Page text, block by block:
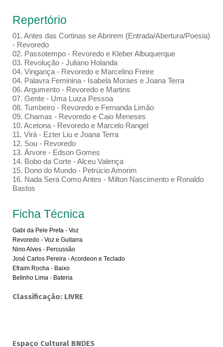
Repertório
01. Antes das Cortinas se Abrirem (Entrada/Abertura/Poesia)
- Revoredo
02. Passotempo - Revoredo e Kleber Albuquerque
03. Revolução - Juliano Holanda
04. Vingança - Revoredo e Marcelino Freire
04. Palavra Feminina - Isabela Moraes e Joana Terra
06. Argumento - Revoredo e Martins
07. Gente - Uma Luiza Pessoa
08. Tumbeiro - Revoredo e Fernanda Limão
09. Chamas - Revoredo e Caio Meneses
10. Acetona - Revoredo e Marcelo Rangel
11. Virá - Ezter Liu e Joana Terra
12. Sou - Revoredo
13. Árvore - Edson Gomes
14. Bobo da Corte - Alceu Valença
15. Dono do Mundo - Petrúcio Amorim
16. Nada Será Como Antes - Milton Nascimento e Ronaldo
Bastos
Ficha Técnica
Gabi da Pele Preta - Voz
Revoredo - Voz e Guitarra
Nino Alves - Percussão
José Carlos Pereira - Acordeon e Teclado
Efraim Rocha - Baixo
Betinho Lima - Bateria
Classificação: LIVRE
Espaço Cultural BNDES